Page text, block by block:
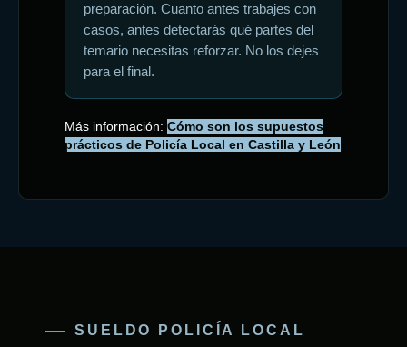
preparación. Cuanto antes trabajes con
casos, antes detectarás qué partes del
temario necesitas reforzar. No los dejes
para el final.
Más información: Cómo son los supuestos
prácticos de Policía Local en Castilla y León
SUELDO POLICÍA LOCAL